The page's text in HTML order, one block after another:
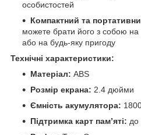
особистостей
Компактний та
можете брати його з собою на
або на будь-яку пригоду
Технічні характеристики:
Матеріал: ABS
Розмір екрана: 2.4 дюйми
Ємність акумулятора:
Підтримка карт пам’яті: до